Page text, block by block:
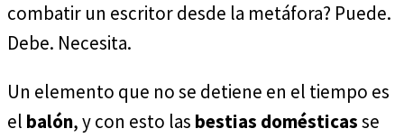
combatir un escritor desde la metáfora? Puede.
Debe. Necesita.
Un elemento que no se detiene en el tiempo es
el balón, y con esto las bestias domésticasse